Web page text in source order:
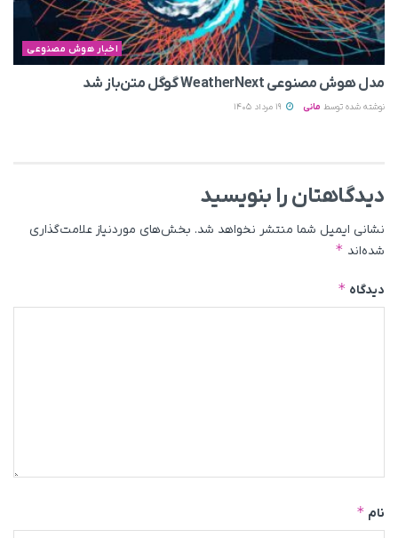
اخبار هوش مصنوعی
مدل هوش مصنوعی WeatherNext گوگل متن‌باز شد
نوشته شده توسط مانی
دیدگاهتان را بنویسید
نشانی ایمیل شما منتشر نخواهد شد. بخش‌های موردنیاز علامت‌گذاری
شده‌اند *
دیدگاه *
نام *